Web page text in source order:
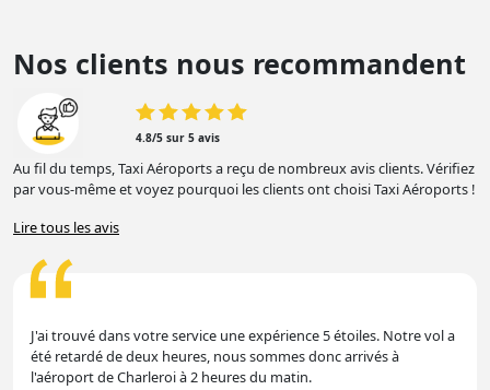
Nos clients nous recommandent
4.8/5 sur 5 avis
Au fil du temps, Taxi Aéroports a reçu de nombreux avis clients. Vérifiez
par vous-même et voyez pourquoi les clients ont choisi Taxi Aéroports !
Lire tous les avis
J'ai trouvé dans votre service une expérience 5 étoiles. Notre vol a
été retardé de deux heures, nous sommes donc arrivés à
l'aéroport de Charleroi à 2 heures du matin.